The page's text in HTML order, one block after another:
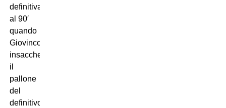
definitivamente
al 90′
quando
Giovinco
insaccherà
il
pallone
del
definitivo